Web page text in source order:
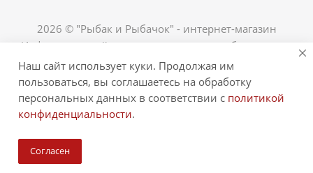
2026 © "Рыбак и Рыбачок" - интернет-магазин
Информация сайта защищена законом об авторских
правах. Индивидуальный предприниматель Рогов
Сергей Юрьевич. ИНН 390600967290. ОГРНИП
324390000064229.
Наш сайт использует куки. Продолжая им
пользоваться, вы соглашаетесь на обработку
персональных данных в соответствии с политикой
конфиденциальности.
Согласен